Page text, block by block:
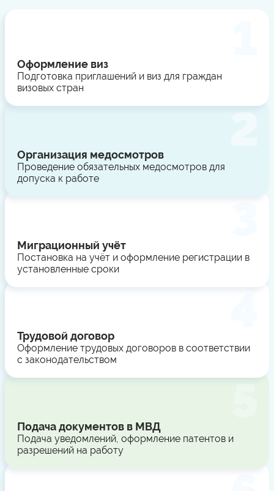
Оформление виз
Подготовка приглашений и виз для граждан
визовых стран
Организация медосмотров
Проведение обязательных медосмотров для
допуска к работе
Миграционный учёт
Постановка на учёт и оформление регистрации в
установленные сроки
Трудовой договор
Оформление трудовых договоров в соответствии
с законодательством
Подача документов в МВД
Подача уведомлений, оформление патентов и
разрешений на работу